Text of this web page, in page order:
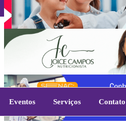
Eventos Serviços Contato